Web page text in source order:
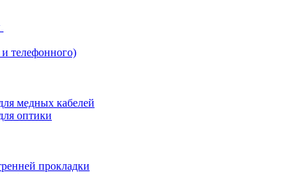
телефонного)
медных кабелей
оптики
прокладки